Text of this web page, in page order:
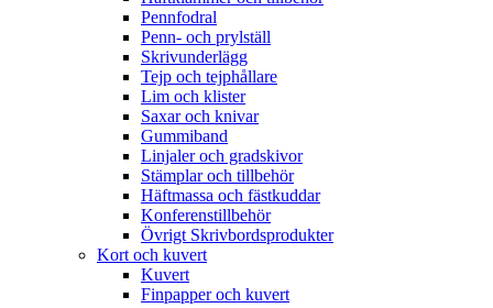
Pennfodral
Penn- och prylställ
Skrivunderlägg
Tejp och tejphållare
Lim och klister
Saxar och knivar
Gummiband
Linjaler och gradskivor
Stämplar och tillbehör
Häftmassa och fästkuddar
Konferenstillbehör
Övrigt Skrivbordsprodukter
Kort och kuvert
Kuvert
Finpapper och kuvert